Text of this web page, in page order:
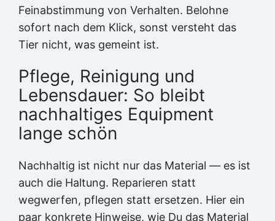
Feinabstimmung von Verhalten. Belohne
sofort nach dem Klick, sonst versteht das
Tier nicht, was gemeint ist.
Pflege, Reinigung und
Lebensdauer: So bleibt
nachhaltiges Equipment
lange schön
Nachhaltig ist nicht nur das Material — es ist
auch die Haltung. Reparieren statt
wegwerfen, pflegen statt ersetzen. Hier ein
paar konkrete Hinweise, wie Du das Material